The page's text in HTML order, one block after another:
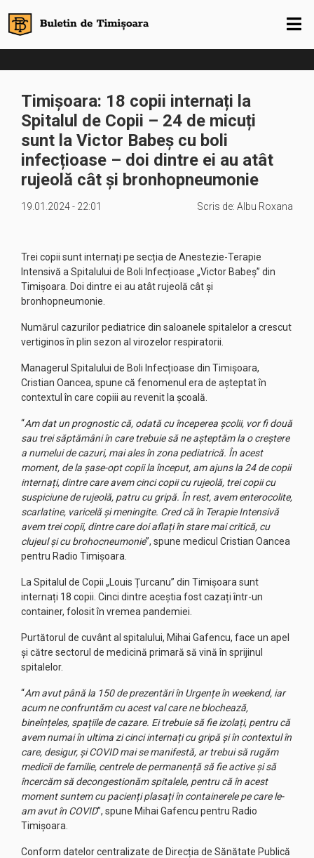
Timișoara: 18 copii internați la
Spitalul de Copii – 24 de micuți
sunt la Victor Babeș cu boli
infecțioase – doi dintre ei au atât
rujeolă cât și bronhopneumonie
19.01.2024 - 22:01 Scris de: Albu Roxana
Trei copii sunt internați pe secția de Anestezie-Terapie
Intensivă a Spitalului de Boli Infecțioase „Victor Babeș” din
Timișoara. Doi dintre ei au atât rujeolă cât și
bronhopneumonie.
Numărul cazurilor pediatrice din saloanele spitalelor a crescut
vertiginos în plin sezon al virozelor respiratorii.
Managerul Spitalului de Boli Infecțioase din Timișoara,
Cristian Oancea, spune că fenomenul era de așteptat în
contextul în care copiii au revenit la școală.
“Am dat un prognostic că, odată cu începerea școlii, vor fi două
sau trei săptămâni în care trebuie să ne așteptăm la o creștere
a numelui de cazuri, mai ales în zona pediatrică. În acest
moment, de la șase-opt copii la început, am ajuns la 24 de copii
internați, dintre care avem cinci copii cu rujeolă, trei copii cu
suspiciune de rujeolă, patru cu gripă. În rest, avem enterocolite,
scarlatine, varicelă și meningite. Cred că în Terapie Intensivă
avem trei copii, dintre care doi aflați în stare mai critică, cu
clujeul și cu brohocneumonie”, spune medicul Cristian Oancea
pentru Radio Timișoara.
La Spitalul de Copii „Louis Țurcanu” din Timișoara sunt
internați 18 copii. Cinci dintre aceștia fost cazați într-un
container, folosit în vremea pandemiei.
Purtătorul de cuvânt al spitalului, Mihai Gafencu, face un apel
și către sectorul de medicină primară să vină în sprijinul
spitalelor.
“Am avut până la 150 de prezentări în Urgențe în weekend, iar
acum ne confruntăm cu acest val care ne blochează,
bineînțeles, spațiile de cazare. Ei trebuie să fie izolați, pentru că
avem numai în ultima zi cinci internați cu gripă și în contextul în
care, desigur, și COVID mai se manifestă, ar trebui să rugăm
medicii de familie, centrele de permanență să fie active și să
încercăm să decongestionăm spitalele, pentru că în acest
moment suntem cu pacienți plasați în containerele pe care le-
am avut în COVID”, spune Mihai Gafencu pentru Radio
Timișoara.
Conform datelor centralizate de Direcția de Sănătate Publică